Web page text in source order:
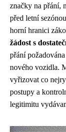
značky na přání,
před letní
horní hranici
žádost s
přání
nového vozidla.
vyřizovat co
postupy a
legitimitu